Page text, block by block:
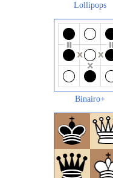
Lollipops
Binairo+